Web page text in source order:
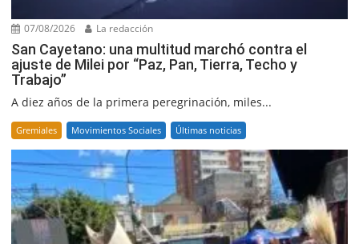
07/08/2026 La redacción
San Cayetano: una multitud marchó contra el
ajuste de Milei por “Paz, Pan, Tierra, Techo y
Trabajo”
A diez años de la primera peregrinación, miles...
Gremiales Movimientos Sociales Últimas noticias